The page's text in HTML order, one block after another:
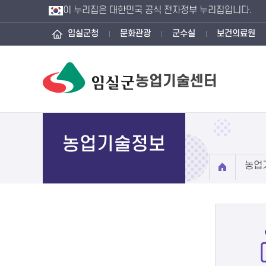
이 누리집은 대한민국 공식 전자정부 누리집입니다.
임실군청 문화관광 군수실 보건의료원
농업기술센터
농업기술정보
농업